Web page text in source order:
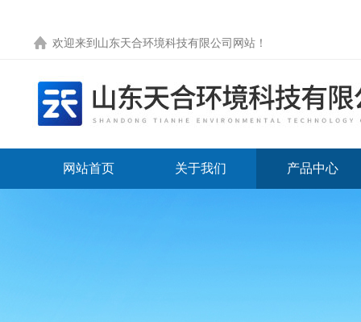
欢迎来到 山东天合环境科技有限公司网站 ！
网站首页 关于我们 产品中心